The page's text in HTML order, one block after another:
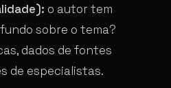
o autor tem
sobre o tema?
dados de fontes
de especialistas.